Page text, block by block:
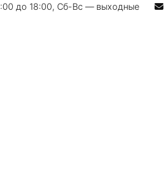
до 18:00, Сб-Вс — выходные